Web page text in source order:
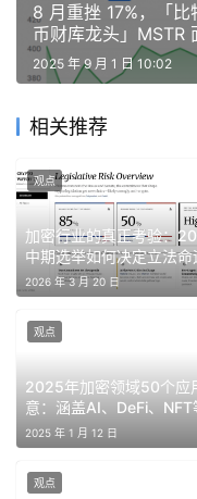
项目动态：
WLFI将于9月1日上线
WLFI 发推表示其代币
期支持者（0.015 和
80% 将由社区投票决
的代币不会解锁。交
20 点（UTC+8）。
Starknet已批准
主网
Starknet社区已批准
9月1日上线主网，标
多序列器架构及
预确认功能，以及基
8 月重挫 17%，「
币财库龙头」MSTR
2025 年 9 月 1 日 10:02
相关推荐
加密行业的真正考验：
中期选举如何决定立法命
2026 年 3 月 20 日
观点
2025年加密领域50个应
意：涵盖AI、DeFi、NFT
道
2025 年 1 月 12 日
观点
观点